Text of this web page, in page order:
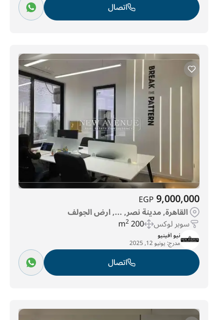
اتصال
9,000,000
EGP
القاهرة, مدينة نصر, ..., ارض الجولف
سوبر لوكس 200 m
2
نيو افينيو
مدرج: يونيو 12, 2025
اتصال